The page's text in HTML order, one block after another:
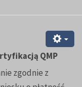
QMP
zgodnie z